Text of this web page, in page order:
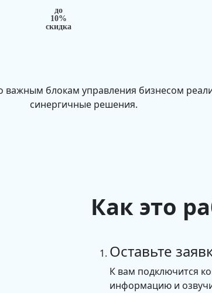
до
10%
скидка
важным блокам управления бизнесом
синергичные решения.
Как это
Оставьте
К вам подключится
информацию и